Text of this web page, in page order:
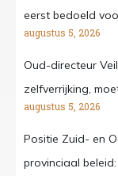
eerst bedoeld
augustus 5, 2026
Oud-directeur
zelfverrijking,
augustus 5, 2026
Positie Zuid- en
provinciaal